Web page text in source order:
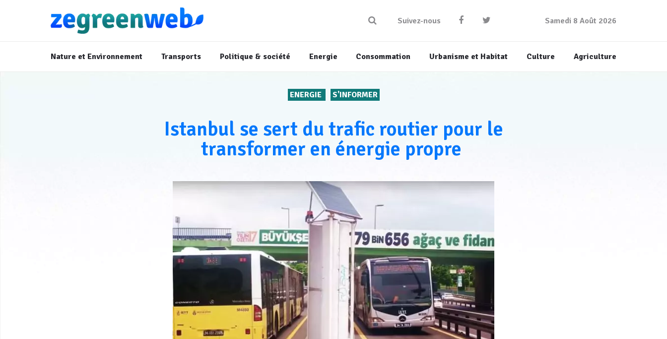
Suivez-nous Samedi 8 Août 2026
Nature et Environnement Transports Politique & société Energie Consommation Urbanisme et Habitat Culture Agriculture
ENERGIE S'INFORMER
Istanbul se sert du trafic routier pour le
transformer en énergie propre